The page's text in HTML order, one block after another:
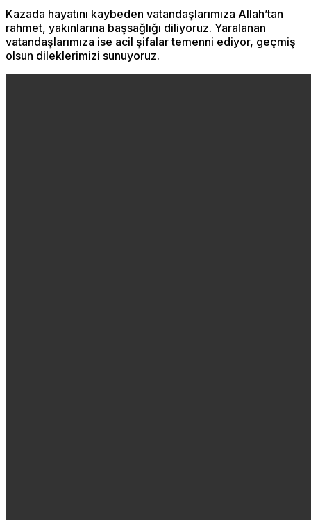
Kazada hayatını kaybeden vatandaşlarımıza Allah’tan
rahmet, yakınlarına başsağlığı diliyoruz. Yaralanan
vatandaşlarımıza ise acil şifalar temenni ediyor, geçmiş
olsun dileklerimizi sunuyoruz.